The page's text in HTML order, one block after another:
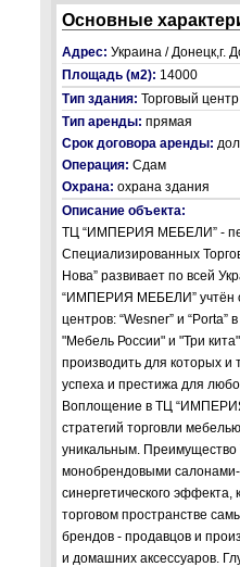
Основные
Адрес: Украина / Донецк,г.
Площадь (м2): 14000
Тип здания: Торговый центр
Тип аренды: прямая
Срок договора аренды:
Операция: Сдам
Охрана: охрана здания
Описание объекта:
ТЦ “ИМПЕРИЯ МЕБЕЛИ” -
Специализированных
Нова” развивает по всей
“ИМПЕРИЯ МЕБЕЛИ” учтён
центров: “Wesner” и “Porta”
"Мебель России" и "Три
производить для которых и
успеха и престижа для
Воплощение в ТЦ
стратегий торговли
уникальным.
монобрендовыми салонами-
синергетического
торговом пространстве
брендов - продавцов и
и домашних аксессуаров.